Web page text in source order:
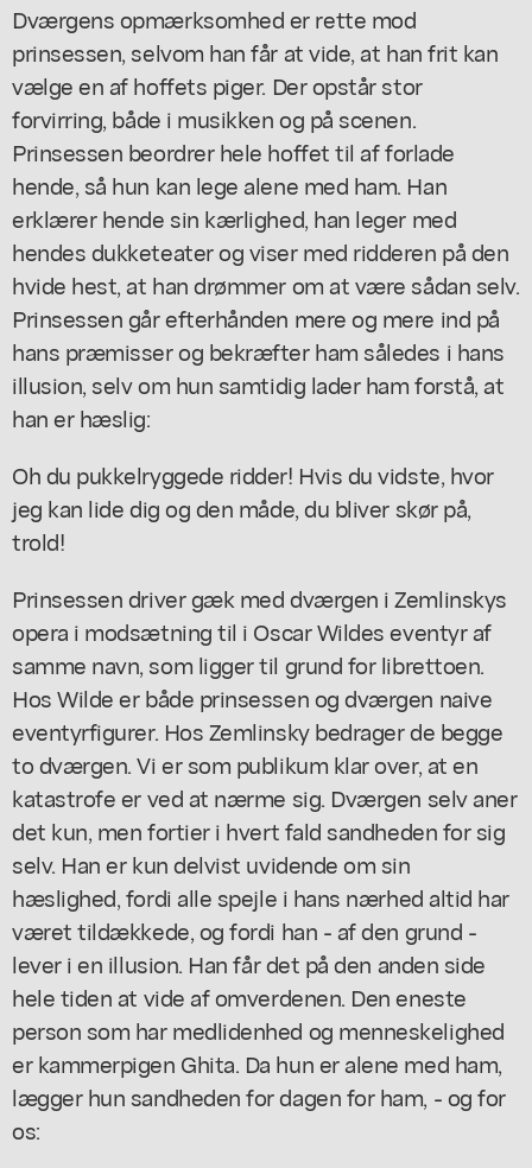
Dværgens opmærksomhed er rette mod
prinsessen, selvom han får at vide, at han frit kan
vælge en af hoffets piger. Der opstår stor
forvirring, både i musikken og på scenen.
Prinsessen beordrer hele hoffet til af forlade
hende, så hun kan lege alene med ham. Han
erklærer hende sin kærlighed, han leger med
hendes dukketeater og viser med ridderen på den
hvide hest, at han drømmer om at være sådan selv.
Prinsessen går efterhånden mere og mere ind på
hans præmisser og bekræfter ham således i hans
illusion, selv om hun samtidig lader ham forstå, at
han er hæslig:
Oh du pukkelryggede ridder! Hvis du vidste, hvor
jeg kan lide dig og den måde, du bliver skør på,
trold!
Prinsessen driver gæk med dværgen i Zemlinskys
opera i modsætning til i Oscar Wildes eventyr af
samme navn, som ligger til grund for librettoen.
Hos Wilde er både prinsessen og dværgen naive
eventyrfigurer. Hos Zemlinsky bedrager de begge
to dværgen. Vi er som publikum klar over, at en
katastrofe er ved at nærme sig. Dværgen selv aner
det kun, men fortier i hvert fald sandheden for sig
selv. Han er kun delvist uvidende om sin
hæslighed, fordi alle spejle i hans nærhed altid har
været tildækkede, og fordi han - af den grund -
lever i en illusion. Han får det på den anden side
hele tiden at vide af omverdenen. Den eneste
person som har medlidenhed og menneskelighed
er kammerpigen Ghita. Da hun er alene med ham,
lægger hun sandheden for dagen for ham, - og for
os: